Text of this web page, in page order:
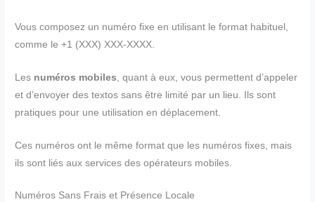
Vous composez un numéro fixe en utilisant le format habituel,
comme le +1 (XXX) XXX-XXXX.
Les numéros mobiles , quant à eux, vous permettent d’appeler
et d’envoyer des textos sans être limité par un lieu. Ils sont
pratiques pour une utilisation en déplacement.
Ces numéros ont le même format que les numéros fixes, mais
ils sont liés aux services des opérateurs mobiles.
Numéros Sans Frais et Présence Locale